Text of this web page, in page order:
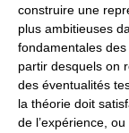
construire une
plus ambitieuses
fondamentales
partir desquels on
des éventualités
la théorie doit
de l’expérience,